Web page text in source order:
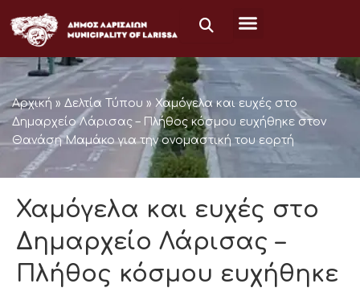
to
content
Αρχική » Δελτία Τύπου » Χαμόγελα και ευχές στο
Δημαρχείο Λάρισας – Πλήθος κόσμου ευχήθηκε στον
Θανάση Μαμάκο για την ονομαστική του εορτή
Χαμόγελα και ευχές στο
Δημαρχείο Λάρισας –
Πλήθος κόσμου ευχήθηκε